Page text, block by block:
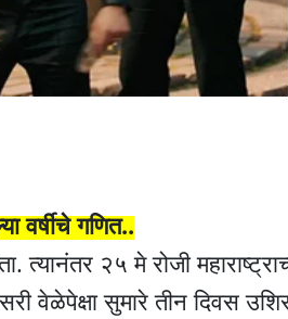
वर्षीचे गणित..
त्यानंतर २५ मे रोजी
वेळेपेक्षा सुमारे तीन दिवस